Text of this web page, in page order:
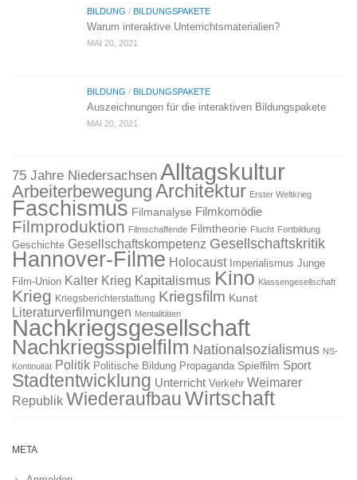
BILDUNG / BILDUNGSPAKETE
Warum interaktive Unterrichtsmaterialien?
MAI 20, 2021
BILDUNG / BILDUNGSPAKETE
Auszeichnungen für die interaktiven Bildungspakete
MAI 20, 2021
75 Jahre Niedersachsen Alltagskultur
Arbeiterbewegung Architektur Erster Weltkrieg
Faschismus Filmanalyse Filmkomödie
Filmproduktion Filmschaffende Filmtheorie Flucht Fortbildung
Geschichte Gesellschaftskompetenz Gesellschaftskritik
Hannover-Filme Holocaust Imperialismus Junge
Film-Union Kalter Krieg Kapitalismus Kino Klassengesellschaft
Krieg Kriegsberichterstattung Kriegsfilm Kunst
Literaturverfilmungen Mentalitäten
Nachkriegsgesellschaft
Nachkriegsspielfilm Nationalsozialismus NS-
Kontinuität Politik Politische Bildung Propaganda Spielfilm Sport
Stadtentwicklung Unterricht Verkehr Weimarer
Republik WiederaufbauWirtschaft
META